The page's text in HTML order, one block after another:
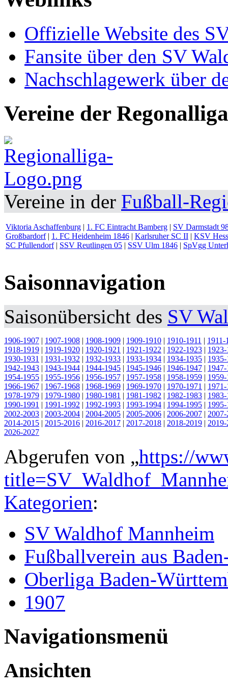
Offizielle Website des
Fansite über den SV
Nachschlagewerk über
Vereine der
Vereine in der Fußball-
Viktoria Aschaffenburg | 1. FC Eintracht Bamberg | SV Darmstadt
Großbardorf| 1. FC Heidenheim 1846 | Karlsruher SC II | KSV
SC Pfullendorf| SSV Reutlingen 05 | SSV Ulm 1846 | SpVgg
Saisonnavigation
Saisonübersicht des SV
1906-1907 | 1907-1908 | 1908-1909 | 1909-1910 | 1910-1911 | 1911-
1918-1919 | 1919-1920 | 1920-1921 | 1921-1922 | 1922-1923 |
1930-1931 | 1931-1932 | 1932-1933 | 1933-1934 | 1934-1935 |
1942-1943 | 1943-1944 | 1944-1945 | 1945-1946 | 1946-1947 |
1954-1955 | 1955-1956 | 1956-1957 | 1957-1958 | 1958-1959 |
1966-1967 | 1967-1968 | 1968-1969 | 1969-1970 | 1970-1971 |
1978-1979 | 1979-1980 | 1980-1981 | 1981-1982 | 1982-1983 |
1990-1991 | 1991-1992 | 1992-1993 | 1993-1994 | 1994-1995 |
2002-2003 | 2003-2004 | 2004-2005 | 2005-2006 | 2006-2007 |
2014-2015 | 2015-2016 | 2016-2017 | 2017-2018 | 2018-2019 |
2026-2027
Abgerufen von „https://
Kategorien:
SV Waldhof Mannheim
Fußballverein aus
Oberliga Baden-
1907
Navigationsmenü
Ansichten